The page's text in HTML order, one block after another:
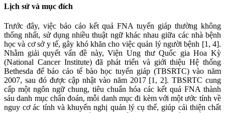
Lịch sử và mục đích
Trước đây, việc báo cáo kết quả FNA tuyến giáp thường không
thống nhất, sử dụng nhiều thuật ngữ khác nhau giữa các nhà bệnh
học và cơ sở y tế, gây khó khăn cho việc quản lý người bệnh [1, 4].
Nhằm giải quyết vấn đề này, Viện Ung thư Quốc gia Hoa Kỳ
(National Cancer Institute) đã phát triển và giới thiệu Hệ thống
Bethesda để báo cáo tế bào học tuyến giáp (TBSRTC) vào năm
2007, sau đó được cập nhật vào năm 2017 [1, 2]. TBSRTC cung
cấp một ngôn ngữ chung, tiêu chuẩn hóa các kết quả FNA thành
sáu danh mục chẩn đoán, mỗi danh mục đi kèm với một ước tính về
nguy cơ ác tính và khuyến nghị quản lý cụ thể, giúp cải thiện chất